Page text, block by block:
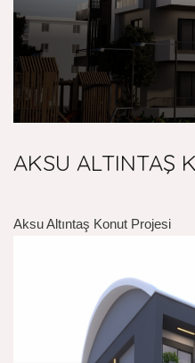
AKSU ALTINTAŞ
Aksu Altıntaş Konut Projesi